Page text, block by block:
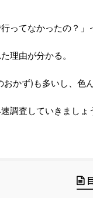
ってなかったの？」
理由が分かる。
かず)も多いし、色
調査していきましょ